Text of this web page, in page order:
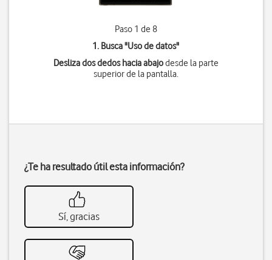
Paso 1 de 8
1. Busca "Uso de datos"
Desliza dos dedos hacia abajodesde la parte
superior de la pantalla.
¿Te ha resultado útil esta información?
Sí, gracias